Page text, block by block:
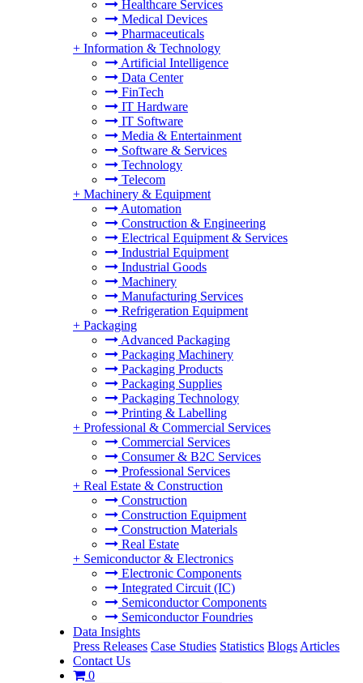
Healthcare Services
Medical Devices
Pharmaceuticals
+ Information & Technology
Artificial Intelligence
Data Center
FinTech
IT Hardware
IT Software
Media & Entertainment
Software & Services
Technology
Telecom
+ Machinery & Equipment
Automation
Construction & Engineering
Electrical Equipment & Services
Industrial Equipment
Industrial Goods
Machinery
Manufacturing Services
Refrigeration Equipment
+ Packaging
Advanced Packaging
Packaging Machinery
Packaging Products
Packaging Supplies
Packaging Technology
Printing & Labelling
+ Professional & Commercial Services
Commercial Services
Consumer & B2C Services
Professional Services
+ Real Estate & Construction
Construction
Construction Equipment
Construction Materials
Real Estate
+ Semiconductor & Electronics
Electronic Components
Integrated Circuit (IC)
Semiconductor Components
Semiconductor Foundries
Data Insights
Press Releases Case Studies Statistics Blogs Articles
Contact Us
0